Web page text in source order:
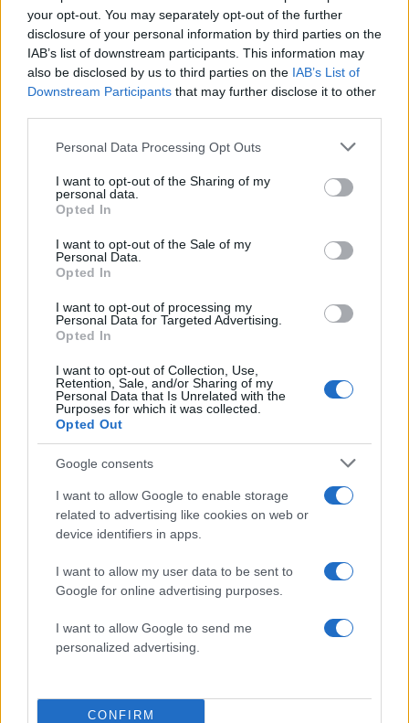
your opt-out. You may separately opt-out of the further
disclosure of your personal information by third parties on the
IAB’s list of downstream participants. This information may
also be disclosed by us to third parties on the IAB’s List of
Downstream Participants that may further disclose it to other
Please note that this website/app uses one or more Google
not limited to your visit or usage behaviour. You may click to
grant or deny consent to Google and its third-party tags to
use your data for below specified purposes in below Google
consent section.
Personal Data Processing Opt Outs
I want to opt-out of the Sharing of my
personal data.
Opted In
I want to opt-out of the Sale of my
Personal Data.
Opted In
I want to opt-out of processing my
Personal Data for Targeted Advertising.
Opted In
I want to opt-out of Collection, Use,
Retention, Sale, and/or Sharing of my
Personal Data that Is Unrelated with the
Purposes for which it was collected.
Opted Out
Google consents
I want to allow Google to enable storage
related to advertising like cookies on web or
device identifiers in apps.
I want to allow my user data to be sent to
Google for online advertising purposes.
I want to allow Google to send me
personalized advertising.
CONFIRM
Cheesecake με ροδάκινα: Το πιο δροσερό
Γλυκό με κρέμα καρύδας και ζελέ ανανά: Η
πιο τροπική και δροσερή απόλαυση του
καλοκαιριού
ΔΕΊΤΕ ΠΕΡΙΣΣΌΤΕΡΕΣ ΣΥΝΤΑΓΈΣ